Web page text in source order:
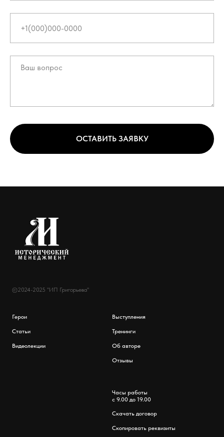
ОСТАВИТЬ ЗАЯВКУ
©2024-2025 "ИП Григорьева"
Герои
Статьи
Видеолекции
Выступления
Тренинги
Об авторе
Отзывы
Часы работы
с 9.00 до 19.00
Скачать договор
Скопировать реквизиты